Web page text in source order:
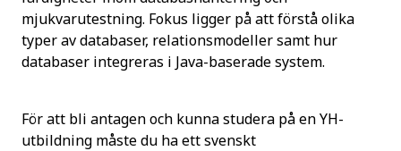
mjukvarutestning. Fokus ligger på att förstå olika
typer av databaser, relationsmodeller samt hur
databaser integreras i Java-baserade system.
För att bli antagen och kunna studera på en YH-
utbildning måste du ha ett svenskt